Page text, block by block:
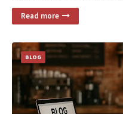
Read more
BLOG